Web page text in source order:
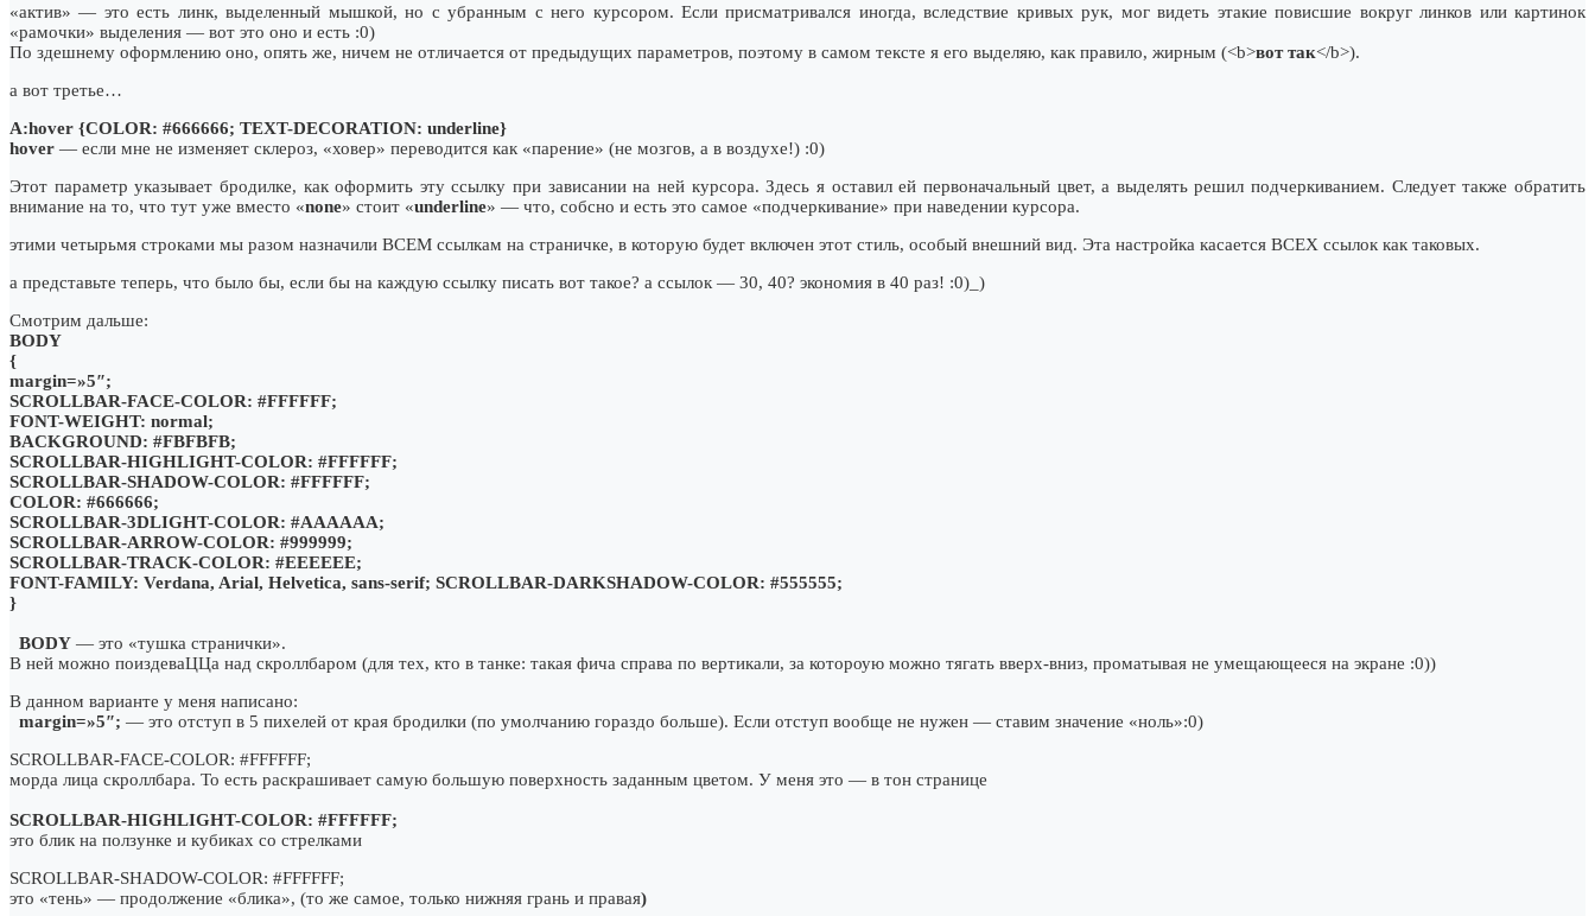
«актив» — это есть линк, выделенный мышкой, но с убранным с него курсором. Если присматривался иногда, вследствие кривых рук, мог видеть этакие повисшие вокруг линков или картинок
«рамочки» выделения — вот это оно и есть :0)
По здешнему оформлению оно, опять же, ничем не отличается от предыдущих параметров, поэтому в самом тексте я его выделяю, как правило, жирным (<b>вот так</b>).
а вот третье…
A:hover {COLOR: #666666; TEXT-DECORATION: underline}
hover — если мне не изменяет склероз, «ховер» переводится как «парение» (не мозгов, а в воздухе!) :0)
Этот параметр указывает бродилке, как оформить эту ссылку при зависании на ней курсора. Здесь я оставил ей первоначальный цвет, а выделять решил подчеркиванием. Следует также обратить
внимание на то, что тут уже вместо «none» стоит «underline» — что, собсно и есть это самое «подчеркивание» при наведении курсора.
этими четырьмя строками мы разом назначили ВСЕМ ссылкам на страничке, в которую будет включен этот стиль, особый внешний вид. Эта настройка касается ВСЕХ ссылок как таковых.
а представьте теперь, что было бы, если бы на каждую ссылку писать вот такое? а ссылок — 30, 40? экономия в 40 раз! :0)_)
Смотрим дальше:
BODY
{
margin=»5″;
SCROLLBAR-FACE-COLOR: #FFFFFF;
FONT-WEIGHT: normal;
BACKGROUND: #FBFBFB;
SCROLLBAR-HIGHLIGHT-COLOR: #FFFFFF;
SCROLLBAR-SHADOW-COLOR: #FFFFFF;
COLOR: #666666;
SCROLLBAR-3DLIGHT-COLOR: #AAAAAA;
SCROLLBAR-ARROW-COLOR: #999999;
SCROLLBAR-TRACK-COLOR: #EEEEEE;
FONT-FAMILY: Verdana, Arial, Helvetica, sans-serif; SCROLLBAR-DARKSHADOW-COLOR: #555555;
}
BODY — это «тушка странички».
В ней можно поиздеваЦЦа над скроллбаром (для тех, кто в танке: такая фича справа по вертикали, за котороую можно тягать вверх-вниз, проматывая не умещающееся на экране :0))
В данном варианте у меня написано:
margin=»5″; — это отступ в 5 пихелей от края бродилки (по умолчанию гораздо больше). Если отступ вообще не нужен — ставим значение «ноль»:0)
SCROLLBAR-FACE-COLOR: #FFFFFF;
морда лица скроллбара. То есть раскрашивает самую большую поверхность заданным цветом. У меня это — в тон странице
SCROLLBAR-HIGHLIGHT-COLOR: #FFFFFF;
это блик на ползунке и кубиках со стрелками
SCROLLBAR-SHADOW-COLOR: #FFFFFF;
это «тень» — продолжение «блика», (то же самое, только нижняя грань и правая)